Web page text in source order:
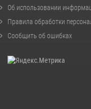
Об использовании
Правила обработки
Сообщить об ошибках